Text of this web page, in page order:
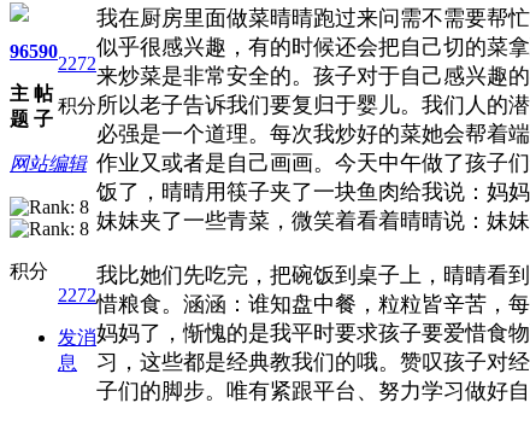
96
主
题
590
帖
子
2272
积分
网站编辑
积分
2272
发消
息
我在厨房里面做菜晴晴跑过来问需不需要帮
似乎很感兴趣，有的时候还会把自己切的菜
来炒菜是非常安全的。孩子对于自己感兴趣
所以老子告诉我们要复归于婴儿。我们人的
必强是一个道理。每次我炒好的菜她会帮着
作业又或者是自己画画。今天中午做了孩子
饭了，晴晴用筷子夹了一块鱼肉给我说：妈
妹妹夹了一些青菜，微笑着看着晴晴说：妹
我比她们先吃完，把碗饭到桌子上，晴晴看
惜粮食。涵涵：谁知盘中餐，粒粒皆辛苦，
妈妈了，惭愧的是我平时要求孩子要爱惜食
习，这些都是经典教我们的哦。赞叹孩子对
子们的脚步。唯有紧跟平台、努力学习做好